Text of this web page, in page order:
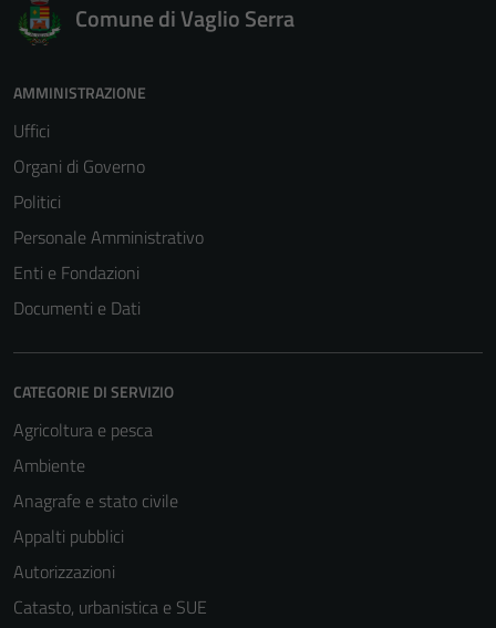
Comune di Vaglio Serra
AMMINISTRAZIONE
Uffici
Organi di Governo
Politici
Personale Amministrativo
Enti e Fondazioni
Documenti e Dati
CATEGORIE DI SERVIZIO
Agricoltura e pesca
Ambiente
Anagrafe e stato civile
Appalti pubblici
Autorizzazioni
Catasto, urbanistica e SUE